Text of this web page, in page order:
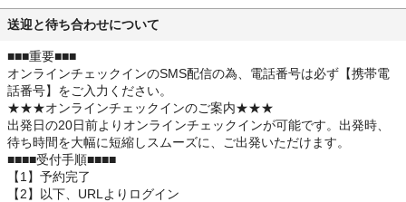
送迎と待ち合わせについて
■■■重要■■■
オンラインチェックインのSMS配信の為、電話番号は必ず【携帯電
話番号】をご入力ください。
★★★オンラインチェックインのご案内★★★
出発日の20日前よりオンラインチェックインが可能です。出発時、
待ち時間を大幅に短縮しスムーズに、ご出発いただけます。
■■■■受付手順■■■■
【1】予約完了
【2】以下、URLよりログイン